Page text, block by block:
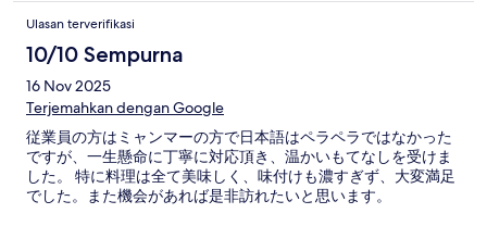
Ulasan terverifikasi
10/10 Sempurna
16 Nov 2025
Terjemahkan dengan Google
従業員の方はミャンマーの方で日本語はペラペラではなかった
ですが、一生懸命に丁寧に対応頂き、温かいもてなしを受けま
した。 特に料理は全て美味しく、味付けも濃すぎず、大変満足
でした。また機会があれば是非訪れたいと思います。